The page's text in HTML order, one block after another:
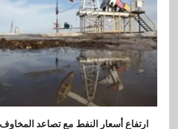
غرفة القاهرة تنظم
لدعم الصادرات
مستهدفات رؤية مصر
ارتفاع أسعار النفط مع تصاعد